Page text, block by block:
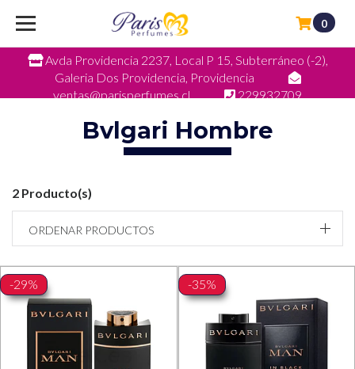
Avda Providencia 2237, Local P 15, Subterráneo (-2),
Galeria Dos Providencia, Providencia
ventas@parisperfumes.cl
229932709
0
Bvlgari Hombre
2 Producto(s)
ORDENAR PRODUCTOS
-29% -35%